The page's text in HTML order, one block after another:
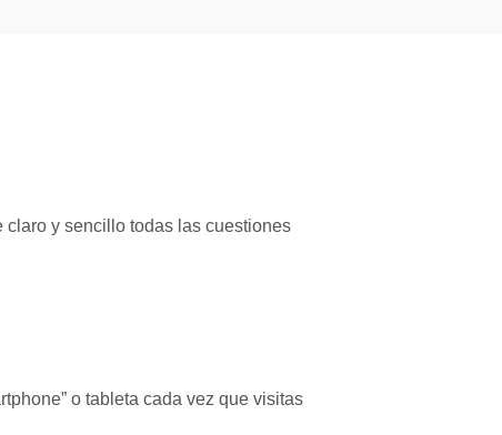
y sencillo todas las cuestiones
o tableta cada vez que visitas